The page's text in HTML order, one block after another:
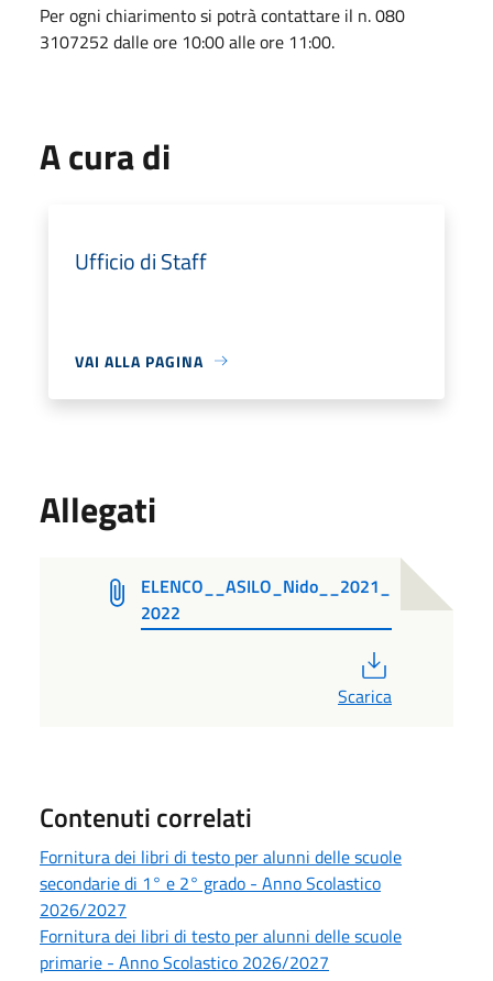
Per ogni chiarimento si potrà contattare il n. 080
3107252 dalle ore 10:00 alle ore 11:00.
A cura di
Ufficio di Staff
VAI ALLA PAGINA
Allegati
ELENCO__ASILO_Nido__2021_
2022
Scarica
Contenuti correlati
Fornitura dei libri di testo per alunni delle scuole
secondarie di 1° e 2° grado - Anno Scolastico
2026/2027
Fornitura dei libri di testo per alunni delle scuole
primarie - Anno Scolastico 2026/2027